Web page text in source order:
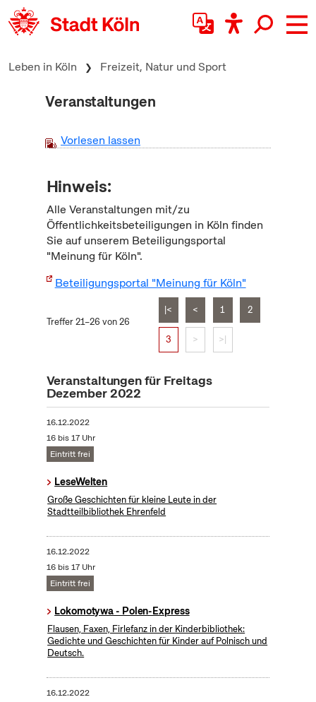
zum Inhalt springen
Leben in Köln Freizeit, Natur und Sport
Veranstaltungen
Vorlesen lassen
Hinweis:
Alle Veranstaltungen mit/zu
Öffentlichkeitsbeteiligungen in Köln finden
Sie auf unserem Beteiligungsportal
"Meinung für Köln".
Beteiligungsportal "Meinung für Köln"
Treffer 21–26 von 26
|< < 1 2
3 > >|
Veranstaltungen für Freitags
Dezember 2022
16.12.2022
16 bis 17 Uhr
Eintritt frei
LeseWelten
Große Geschichten für kleine Leute in der
Stadtteilbibliothek Ehrenfeld
16.12.2022
16 bis 17 Uhr
Eintritt frei
Lokomotywa - Polen-Express
Flausen, Faxen, Firlefanz in der Kinderbibliothek:
Gedichte und Geschichten für Kinder auf Polnisch und
Deutsch.
16.12.2022